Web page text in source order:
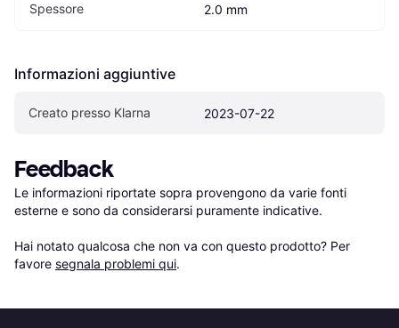
Spessore 2.0 mm
Informazioni aggiuntive
Creato presso Klarna 2023-07-22
Feedback
Le informazioni riportate sopra provengono da varie fonti
esterne e sono da considerarsi puramente indicative.
Hai notato qualcosa che non va con questo prodotto? Per
favore segnala problemi qui.